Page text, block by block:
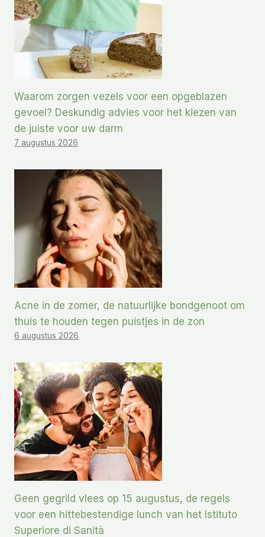
Waarom zorgen vezels voor een opgeblazen
gevoel? Deskundig advies voor het kiezen van
de juiste voor uw darm
7 augustus 2026
Acne in de zomer, de natuurlijke bondgenoot om
thuis te houden tegen puistjes in de zon
6 augustus 2026
Geen gegrild vlees op 15 augustus, de regels
voor een hittebestendige lunch van het Istituto
Superiore di Sanità